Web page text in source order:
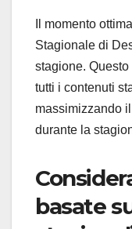
Il momento
Stagionale di
stagione. Questo
tutti i contenuti
massimizzando
durante la
basate